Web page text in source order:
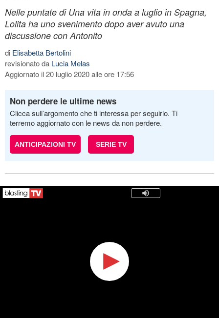
Nelle puntate di Una vita in onda a luglio in Spagna,
Lolita ha uno svenimento dopo aver avuto una
discussione con Antonito
di Elisabetta Bertolini
revisionato da Lucia Melas
Aggiornato il 20 luglio 2020 alle ore 17:56
Non perdere le ultime news
Clicca sull’argomento che ti interessa per seguirlo. Ti
terremo aggiornato con le news da non perdere.
ANTICIPAZIONI TV SERIE TV